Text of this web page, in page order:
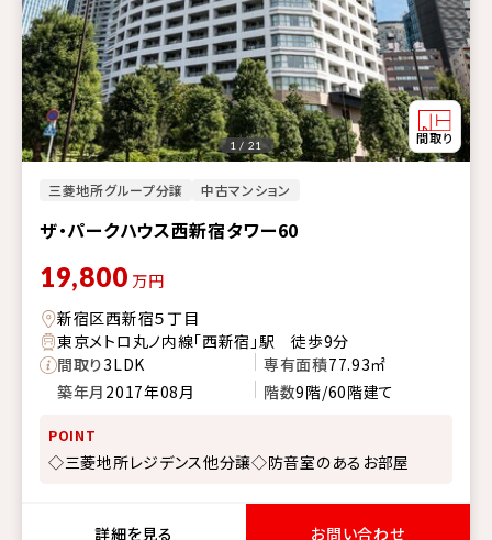
三菱地所グループ分譲 中古マンション
ザ・パークハウス西新宿タワー60
1 / 21
19,800 万円
新宿区西新宿５丁目
東京メトロ丸ノ内線「西新宿」駅 徒歩9分
間取り3LDK 専有面積77.93㎡
築年月 2017年08月 階数9階/60階建て
POINT
◇三菱地所レジデンス他分譲◇防音室のあるお部屋
詳細を見る お問い合わせ